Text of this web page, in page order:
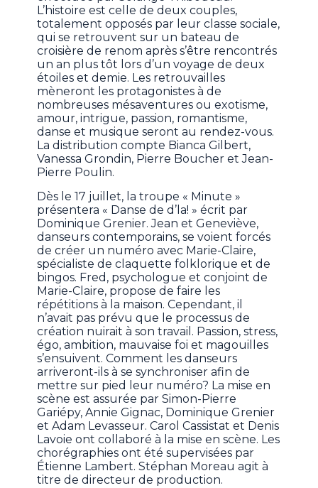
L’histoire est celle de deux couples,
totalement opposés par leur classe sociale,
qui se retrouvent sur un bateau de
croisière de renom après s’être rencontrés
un an plus tôt lors d’un voyage de deux
étoiles et demie. Les retrouvailles
mèneront les protagonistes à de
nombreuses mésaventures ou exotisme,
amour, intrigue, passion, romantisme,
danse et musique seront au rendez-vous.
La distribution compte Bianca Gilbert,
Vanessa Grondin, Pierre Boucher et Jean-
Pierre Poulin.
Dès le 17 juillet, la troupe « Minute »
présentera « Danse de d’la! » écrit par
Dominique Grenier. Jean et Geneviève,
danseurs contemporains, se voient forcés
de créer un numéro avec Marie-Claire,
spécialiste de claquette folklorique et de
bingos. Fred, psychologue et conjoint de
Marie-Claire, propose de faire les
répétitions à la maison. Cependant, il
n’avait pas prévu que le processus de
création nuirait à son travail. Passion, stress,
égo, ambition, mauvaise foi et magouilles
s’ensuivent. Comment les danseurs
arriveront-ils à se synchroniser afin de
mettre sur pied leur numéro? La mise en
scène est assurée par Simon-Pierre
Gariépy, Annie Gignac, Dominique Grenier
et Adam Levasseur. Carol Cassistat et Denis
Lavoie ont collaboré à la mise en scène. Les
chorégraphies ont été supervisées par
Étienne Lambert. Stéphan Moreau agit à
titre de directeur de production.